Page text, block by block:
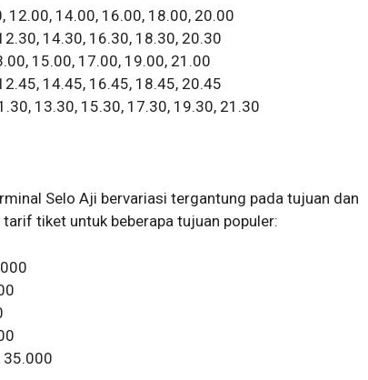
12.00, 14.00, 16.00, 18.00, 20.00
14.30, 16.30, 18.30, 20.30
15.00, 17.00, 19.00, 21.00
14.45, 16.45, 18.45, 20.45
13.30, 15.30, 17.30, 19.30, 21.30
Selo Aji bervariasi tergantung pada tujuan dan
tiket untuk beberapa tujuan populer:
35.000